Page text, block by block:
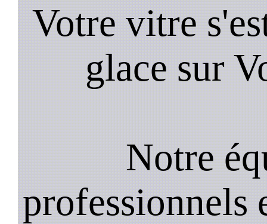
Votre vitre
glace sur
Notre
professionnels